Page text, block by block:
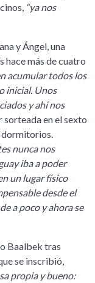
“ya nos
y Ángel, una
hace más de cuatro
acumular todos los
inicial. Unos
y ahí nos
sorteada en el sexto
nunca nos
iba a poder
un lugar físico
desde el
a poco y ahora se
Baalbek tras
se inscribió,
propia y bueno: